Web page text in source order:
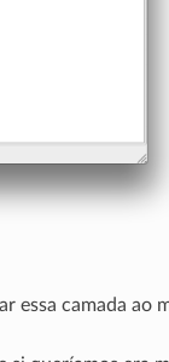
essa camada ao